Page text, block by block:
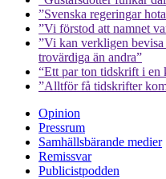
”Svenska regeringar
”Vi förstod att namnet
”Vi kan verkligen
trovärdiga än andra”
“Ett par ton tidskrift i en
”Alltför få tidskrifter
Opinion
Pressrum
Samhällsbärande medier
Remissvar
Publicistpodden